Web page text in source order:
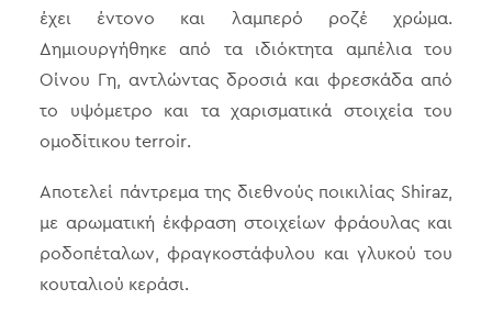
έχει έντονο και λαμπερό ροζέ χρώμα.
Δημιουργήθηκε από τα ιδιόκτητα αμπέλια του
Οίνου Γη, αντλώντας δροσιά και φρεσκάδα από
το υψόμετρο και τα χαρισματικά στοιχεία του
ομοδίτικου terroir.
Αποτελεί πάντρεμα της διεθνούς ποικιλίας Shiraz,
με αρωματική έκφραση στοιχείων φράουλας και
ροδοπέταλων, φραγκοστάφυλου και γλυκού του
κουταλιού κεράσι.